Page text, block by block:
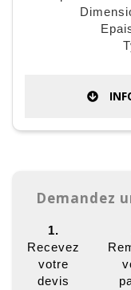
Demandez
1.
Recevez
votre
devis